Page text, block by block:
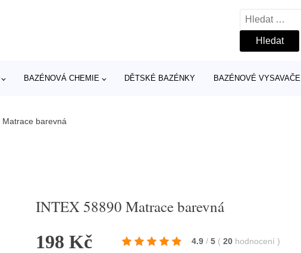
Vyhledávání
BAZÉNOVÁ CHEMIE DĚTSKÉ BAZÉNKY BAZÉNOVÉ VYSAVAČE
Matrace barevná
INTEX 58890 Matrace barevná
198 Kč 4.9 / 5 ( 20 hodnocení)